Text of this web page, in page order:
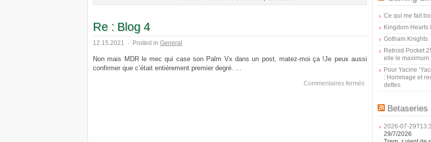
Re : Blog 4
12.15.2021 · Posted in General
Non mais MDR le mec qui case son Palm Vx dans un post, matez-moi ça !Je peux aussi
confirmer que c’était entièrement premier degré. ...
Commentaires ferméssur
Blog
Ce qui me fait
Kingdom Hearts
Gotham Knights
Retroid Pocket
elle le maximum
Pour Yacine
: Hommage et
dettes
Betaseries
2026-07-
29/7/2026